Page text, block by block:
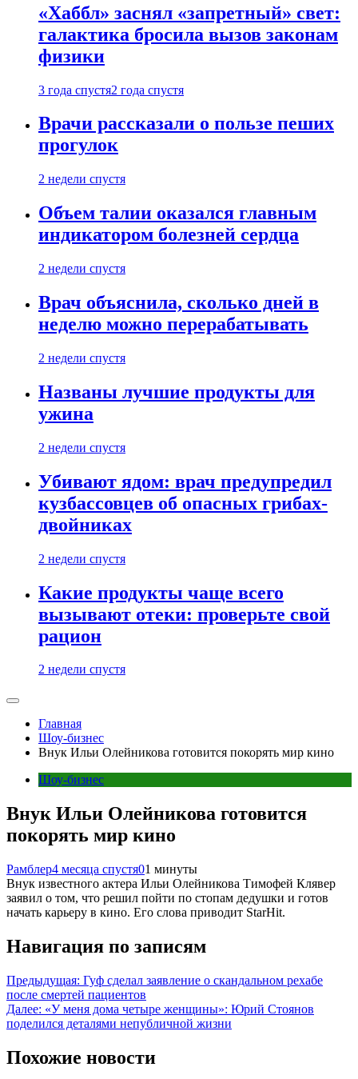
«Хаббл» заснял «запретный» свет:
галактика бросила вызов законам
физики
3 года спустя2 года спустя
Врачи рассказали о пользе пеших
прогулок
2 недели спустя
Объем талии оказался главным
индикатором болезней сердца
2 недели спустя
Врач объяснила, сколько дней в
неделю можно перерабатывать
2 недели спустя
Названы лучшие продукты для
ужина
2 недели спустя
Убивают ядом: врач предупредил
кузбассовцев об опасных грибах-
двойниках
2 недели спустя
Какие продукты чаще всего
вызывают отеки: проверьте свой
рацион
2 недели спустя
Главная
Шоу-бизнес
Внук Ильи Олейникова готовится покорять мир кино
Шоу-бизнес
Внук Ильи Олейникова готовится
покорять мир кино
Рамблер4 месяца спустя01 минуты
Внук известного актера Ильи Олейникова Тимофей Клявер
заявил о том, что решил пойти по стопам дедушки и готов
начать карьеру в кино. Его слова приводит StarHit.
Навигация по записям
Предыдущая: Гуф сделал заявление о скандальном рехабе
после смертей пациентов
Далее: «У меня дома четыре женщины»: Юрий Стоянов
поделился деталями непубличной жизни
Похожие новости